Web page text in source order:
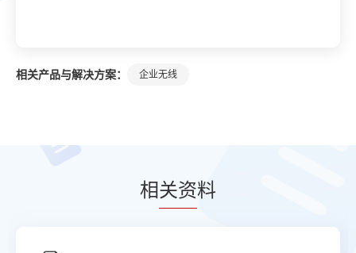
相关产品与解决方案： 企业无线
相关资料